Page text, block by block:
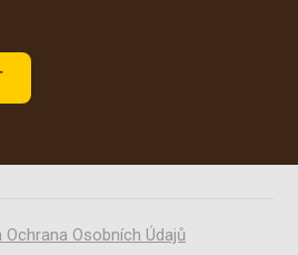
Ochrana Osobních Údajů